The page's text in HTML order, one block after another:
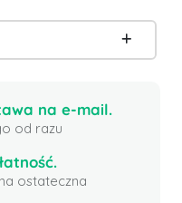
na e-mail.
od razu
ostateczna